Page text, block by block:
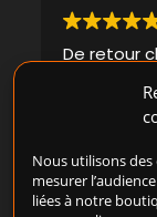
Nous utilisons
mesurer
liées à notre
De retour
déco et
agréable,
qui n'a
Lire la suite